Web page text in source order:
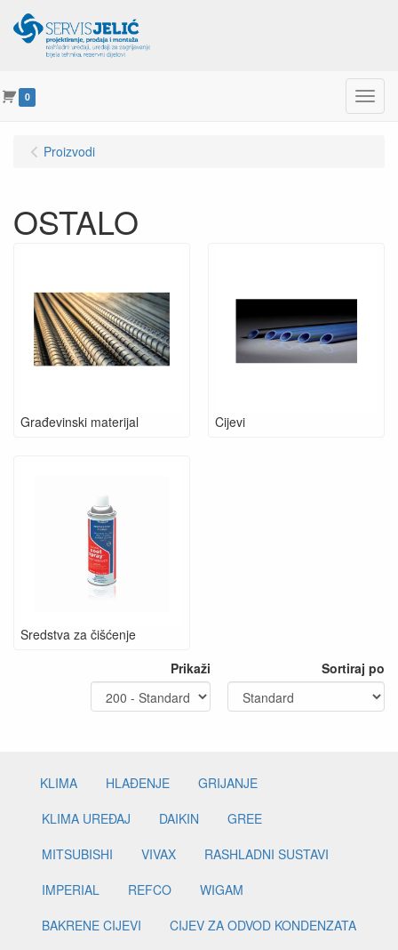
0 Menu
Proizvodi
OSTALO
Građevinski materijal Cijevi
Sredstva za čišćenje
Prikaži
Sortiraj po
KLIMA HLAĐENJE
GRIJANJE
KLIMA UREĐAJ
DAIKIN
GREE
MITSUBISHI
VIVAX
RASHLADNI SUSTAVI
IMPERIAL
REFCO
WIGAM
BAKRENE CIJEVI
CIJEV ZA ODVOD KONDENZATA